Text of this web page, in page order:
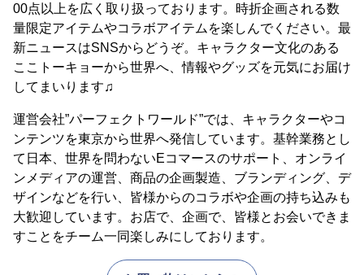
00点以上を広く取り扱っております。時折企画される数
量限定アイテムやコラボアイテムを楽しんでください。最
新ニュースはSNSからどうぞ。キャラクター文化のある
ここトーキョーから世界へ、情報やグッズを元気にお届け
してまいります♫
運営会社”パーフェクトワールド”では、キャラクターやコ
ンテンツを東京から世界へ発信しています。基幹業務とし
て日本、世界を問わないEコマースのサポート、オンライ
ンメディアの運営、商品の企画製造、ブランディング、デ
ザインなどを行い、皆様からのコラボや企画の持ち込みも
大歓迎しています。お店で、企画で、皆様とお会いできま
すことをチーム一同楽しみにしております。